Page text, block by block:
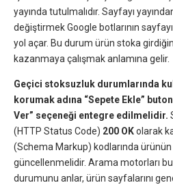
yayında tutulmalıdır. Sayfayı
değiştirmek Google botlarının
yol açar. Bu durum ürün stoka
kazanmaya çalışmak anlamına gelir.
Geçici stoksuzluk durumlarında
korumak adına “Sepete Ekle”
Ver” seçeneği entegre edilmelidir.
(HTTP Status Code) 200 OKolarak
(Schema Markup) kodlarında
güncellenmelidir. Arama motorları
durumunu anlar, ürün sayfalarını